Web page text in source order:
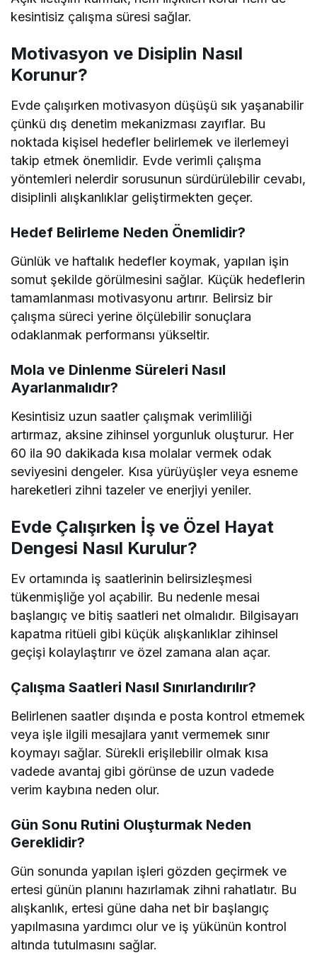
kesintisiz çalışma süresi sağlar.
Motivasyon ve Disiplin Nasıl
Korunur?
Evde çalışırken motivasyon düşüşü sık yaşanabilir
çünkü dış denetim mekanizması zayıflar. Bu
noktada kişisel hedefler belirlemek ve ilerlemeyi
takip etmek önemlidir. Evde verimli çalışma
yöntemleri nelerdir sorusunun sürdürülebilir cevabı,
disiplinli alışkanlıklar geliştirmekten geçer.
Hedef Belirleme Neden Önemlidir?
Günlük ve haftalık hedefler koymak, yapılan işin
somut şekilde görülmesini sağlar. Küçük hedeflerin
tamamlanması motivasyonu artırır. Belirsiz bir
çalışma süreci yerine ölçülebilir sonuçlara
odaklanmak performansı yükseltir.
Mola ve Dinlenme Süreleri Nasıl
Ayarlanmalıdır?
Kesintisiz uzun saatler çalışmak verimliliği
artırmaz, aksine zihinsel yorgunluk oluşturur. Her
60 ila 90 dakikada kısa molalar vermek odak
seviyesini dengeler. Kısa yürüyüşler veya esneme
hareketleri zihni tazeler ve enerjiyi yeniler.
Evde Çalışırken İş ve Özel Hayat
Dengesi Nasıl Kurulur?
Ev ortamında iş saatlerinin belirsizleşmesi
tükenmişliğe yol açabilir. Bu nedenle mesai
başlangıç ve bitiş saatleri net olmalıdır. Bilgisayarı
kapatma ritüeli gibi küçük alışkanlıklar zihinsel
geçişi kolaylaştırır ve özel zamana alan açar.
Çalışma Saatleri Nasıl Sınırlandırılır?
Belirlenen saatler dışında e posta kontrol etmemek
veya işle ilgili mesajlara yanıt vermemek sınır
koymayı sağlar. Sürekli erişilebilir olmak kısa
vadede avantaj gibi görünse de uzun vadede
verim kaybına neden olur.
Gün Sonu Rutini Oluşturmak Neden
Gereklidir?
Gün sonunda yapılan işleri gözden geçirmek ve
ertesi günün planını hazırlamak zihni rahatlatır. Bu
alışkanlık, ertesi güne daha net bir başlangıç
yapılmasına yardımcı olur ve iş yükünün kontrol
altında tutulmasını sağlar.